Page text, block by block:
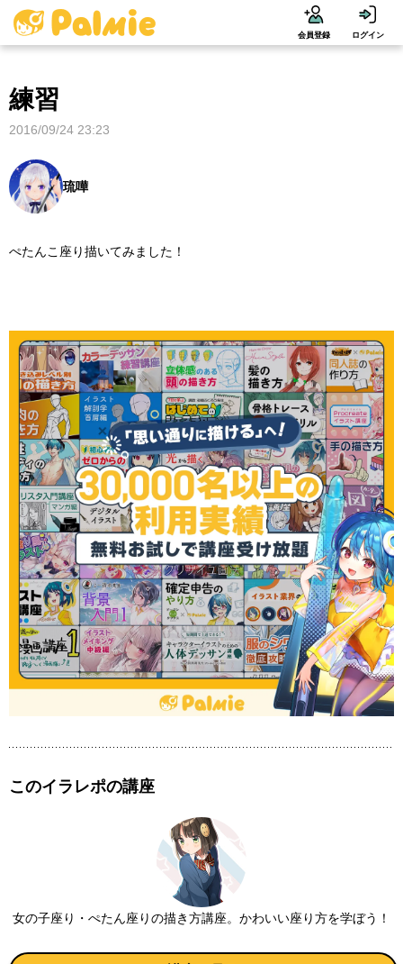
会員登録 ログイン
練習
2016/09/24 23:23
琉嘩
ぺたんこ座り描いてみました！
このイラレポの講座
女の子座り・ぺたん座りの描き方講座。かわいい座り方を学ぼう！